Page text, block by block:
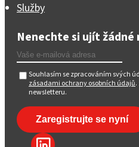
Služby
Nenechte si ujít žádné
Souhlasím se zpracováním svých
zásadami ochrany osobních údajů
newsletteru.